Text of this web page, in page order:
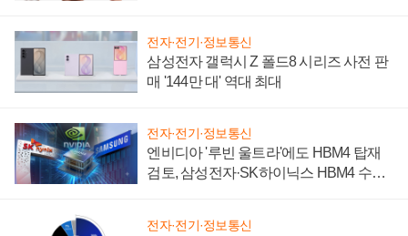
전자·전기·정보통신
삼성전자 갤럭시 Z 폴드8 시리즈 사전 판
매 '144만 대' 역대 최대
전자·전기·정보통신
엔비디아 '루빈 울트라'에도 HBM4 탑재
검토, 삼성전자·SK하이닉스 HBM4 수율
전자·전기·정보통신